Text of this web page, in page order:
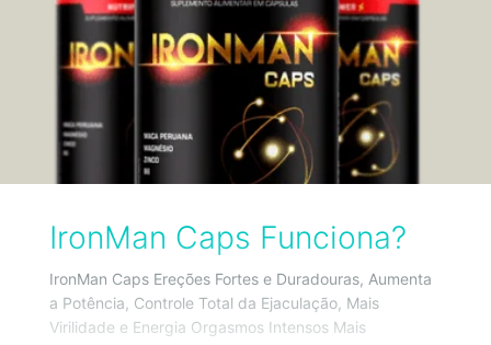
IronMan Caps Funciona?
IronMan Caps Ereções Fortes e Duradouras, Aumenta
a Potência, Controle Total da Ejaculação, Mais
Virilidade e Energia Orgasmos Intensos Mais